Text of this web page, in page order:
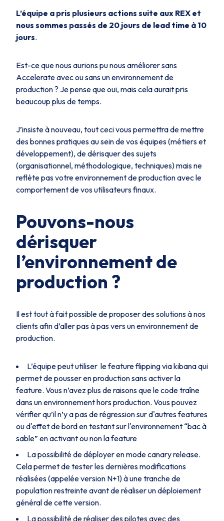
L’équipe a pris plusieurs actions suite aux REX et
nous sommes passés de 20 jours de lead time à 10
jours.
Est-ce que nous aurions pu nous améliorer sans
Accelerate avec ou sans un environnement de
production ? Je pense que oui, mais cela aurait pris
beaucoup plus de temps.
J’insiste à nouveau, tout ceci vous permettra de mettre
des bonnes pratiques au sein de vos équipes (métiers et
développement), de dérisquer des sujets
(organisationnel, méthodologique, techniques) mais ne
reflète pas votre environnement de production avec le
comportement de vos utilisateurs finaux.
Pouvons-nous
dérisquer
l’environnement de
production ?
Il est tout à fait possible de proposer des solutions à nos
clients afin d’aller pas à pas vers un environnement de
production.
L’équipe peut utiliser le feature flipping via kibana qui
permet de pousser en production sans activer la
feature. Vous n’avez plus de raisons que le code traîne
dans un environnement hors production. Vous pouvez
vérifier qu’il n’y a pas de régression sur d'autres features
ou d'effet de bord en testant sur l'environnement “bac à
sable” en activant ou non la feature
La possibilité de déployer en mode canary release.
Cela permet de tester les dernières modifications
réalisées (appelée version N+1) à une tranche de
population restreinte avant de réaliser un déploiement
général de cette version.
La possibilité de réaliser des pilotes avec des